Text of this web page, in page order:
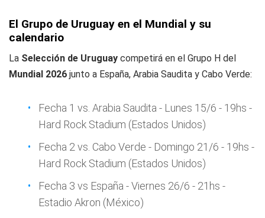
El Grupo de Uruguay en el Mundial y su
calendario
La Selección de Uruguay competirá en el Grupo H del
Mundial 2026 junto a España, Arabia Saudita y Cabo Verde:
Fecha 1 vs. Arabia Saudita - Lunes 15/6 - 19hs -
Hard Rock Stadium (Estados Unidos)
Fecha 2 vs. Cabo Verde - Domingo 21/6 - 19hs -
Hard Rock Stadium (Estados Unidos)
Fecha 3 vs España - Viernes 26/6 - 21hs -
Estadio Akron (México)